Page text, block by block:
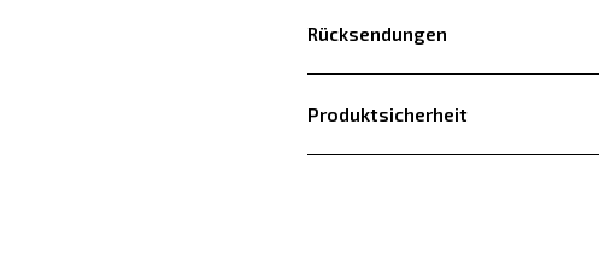
Rücksendungen
Produktsicherheit